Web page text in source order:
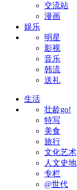
交流站
漫画
娱乐
明星
影视
音乐
韩流
送礼
生活
壮龄go!
特写
美食
旅行
文化艺术
人文史地
专栏
@世代